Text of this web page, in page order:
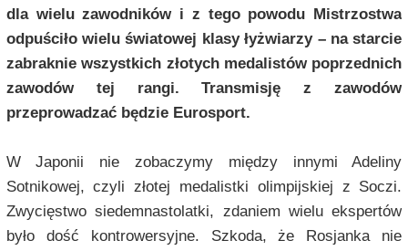
dla wielu zawodników i z tego powodu Mistrzostwa
odpuściło wielu światowej klasy łyżwiarzy – na starcie
zabraknie wszystkich złotych medalistów poprzednich
zawodów tej rangi. Transmisję z zawodów
przeprowadzać będzie Eurosport.
W Japonii nie zobaczymy między innymi Adeliny
Sotnikowej, czyli złotej medalistki olimpijskiej z Soczi.
Zwycięstwo siedemnastolatki, zdaniem wielu ekspertów
było dość kontrowersyjne. Szkoda, że Rosjanka nie